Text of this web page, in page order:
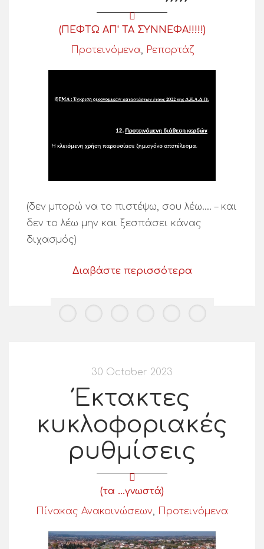
(ΠΕΦΤΩ ΑΠ' ΤΑ ΣΥΝΝΕΦΑ!!!!!)
Προτεινόμενα, Ρεπορτάζ
(δεν μπορώ να το πιστέψω, σου λέω…. – και
δεν το λέω μην και ξεσπάσει κάνας
διχασμός)
Διαβάστε περισσότερα
30 October 2023
Έκτακτες
κυκλοφοριακές
ρυθμίσεις
(τα ...γνωστά)
Πίνακας Ανακοινώσεων, Προτεινόμενα